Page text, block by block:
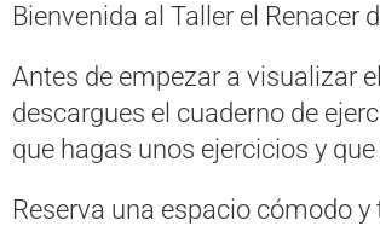
Bienvenida al Taller el Renacer
Antes de empezar a visualizar
descargues el cuaderno de
que hagas unos ejercicios y
Reserva una espacio cómodo